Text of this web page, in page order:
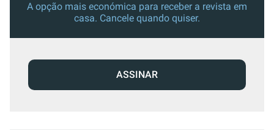
A opção mais económica para receber a revista em
casa. Cancele quando quiser.
ASSINAR